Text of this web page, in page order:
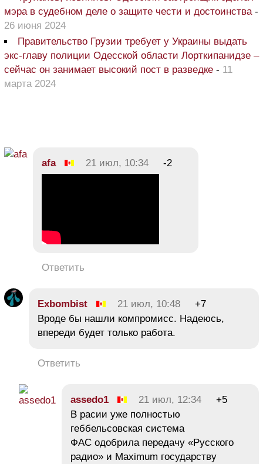
мэра в судебном деле о защите чести и достоинства -
26 июня 2024
Правительство Грузии требует у Украины выдать
экс-главу полиции Одесской области Лорткипанидзе –
сейчас он занимает высокий пост в разведке - 11
марта 2024
afa 21 июл, 10:34 -2
Ответить
Exbombist 21 июл, 10:48
+7
Вроде бы нашли компромисс. Надеюсь,
впереди будет только работа.
Ответить
assedo1 21 июл, 12:34
+5
В расии уже полностью
геббельсовская система
ФАС одобрила передачу «Русского
радио» и Maximum государству